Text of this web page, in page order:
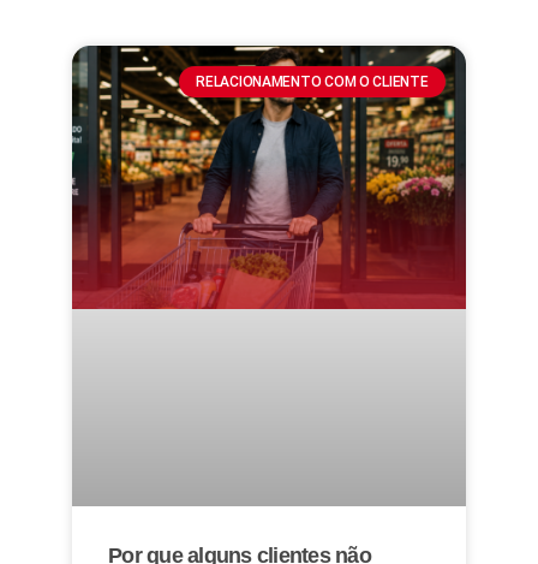
RELACIONAMENTO COM O CLIENTE
Por que alguns clientes não